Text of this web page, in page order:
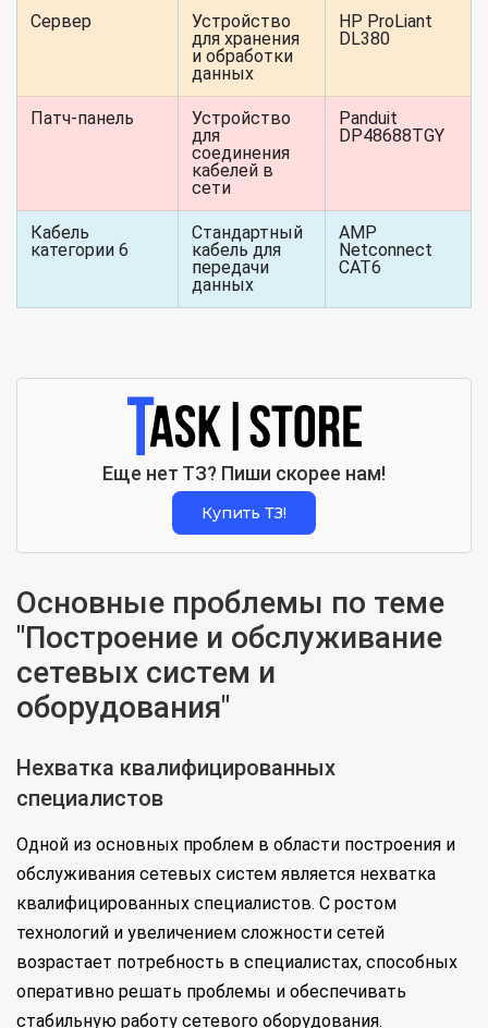
Сервер
Устройство
для хранения
и обработки
данных
HP ProLiant
DL380
Патч-панель
Устройство
для
соединения
кабелей в
сети
Panduit
DP48688TGY
Кабель
категории 6
Стандартный
кабель для
передачи
данных
AMP
Netconnect
CAT6
Еще нет ТЗ? Пиши скорее нам!
Купить ТЗ!
Основные проблемы по теме
"Построение и обслуживание
сетевых систем и
оборудования"
Нехватка квалифицированных
специалистов
Одной из основных проблем в области построения и
обслуживания сетевых систем является нехватка
квалифицированных специалистов. С ростом
технологий и увеличением сложности сетей
возрастает потребность в специалистах, способных
оперативно решать проблемы и обеспечивать
стабильную работу сетевого оборудования.